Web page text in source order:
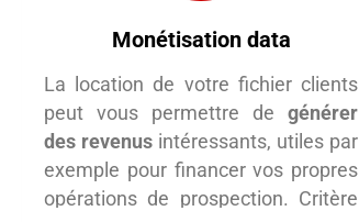
Monétisation data
La location de votre fichier clients
peut vous permettre degénérer
des revenusintéressants, utiles par
exemple pour financer vos propres
opérations de prospection. Critère